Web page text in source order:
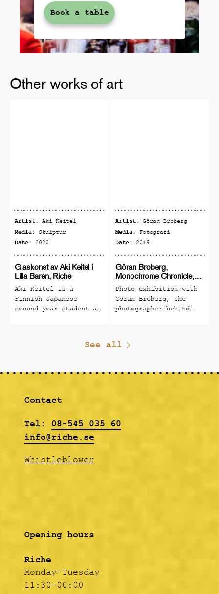
Book a table
Other works of art
Artist: Aki Keitel
Media: Skulptur
Date: 2020
Glaskonst av Aki Keitel i
Lilla Baren, Riche
Aki Keitel is a
Finnish Japanese
second year student at
Artist: Göran Broberg
Media: Fotografi
Date: 2019
Göran Broberg,
Monochrome Chronicle,
fotoutställning
Photo exhibition with
Göran Broberg, the
photographer behind
(classy winner of many
international awards,
about The Hives).
See all
Opening hours
Riche
Monday-Tuesday
11:30-00:00
Contact
Tel: 08-545 035 60
info@riche.se
Whistleblower